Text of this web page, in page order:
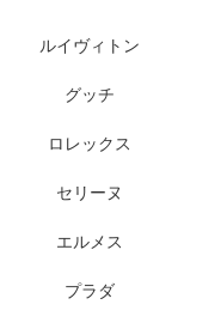
ルイヴィトン
グッチ
ロレックス
セリーヌ
エルメス
プラダ